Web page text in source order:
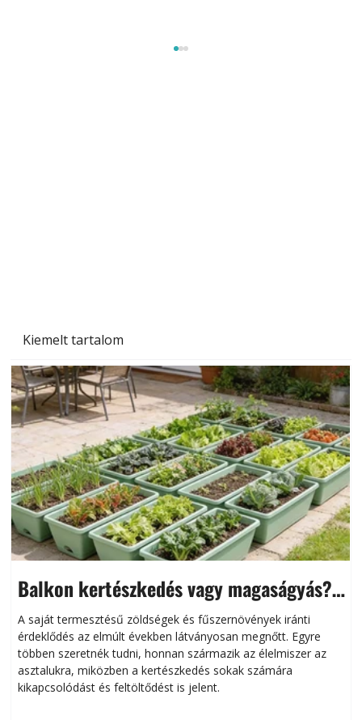
Kiemelt tartalom
Balkon kertészkedés vagy magaságyás?
Helytakarékos kertészkedés
A saját termesztésű zöldségek és fűszernövények iránti
érdeklődés az elmúlt években látványosan megnőtt. Egyre
többen szeretnék tudni, honnan származik az élelmiszer az
asztalukra, miközben a kertészkedés sokak számára
kikapcsolódást és feltöltődést is jelent.